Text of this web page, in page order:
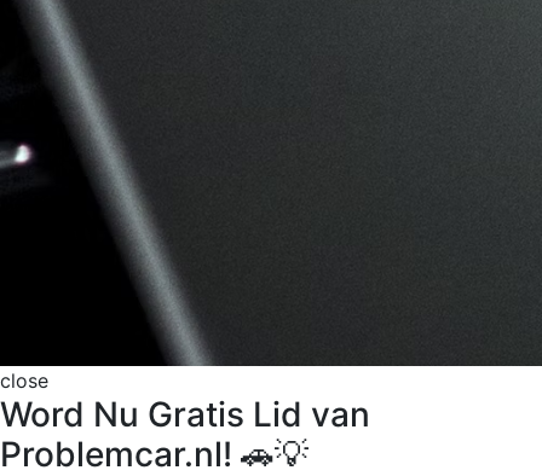
close
Word Nu Gratis Lid van
Problemcar.nl! 🚗💡